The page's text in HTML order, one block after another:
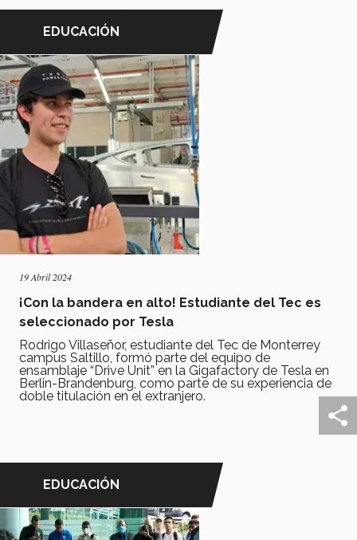
EDUCACIÓN
19 Abril 2024
¡Con la bandera en alto! Estudiante del Tec es
seleccionado por Tesla
Rodrigo Villaseñor, estudiante del Tec de Monterrey
campus Saltillo, formó parte del equipo de
ensamblaje “Drive Unit” en la Gigafactory de Tesla en
Berlin-Brandenburg, como parte de su experiencia de
doble titulación en el extranjero.
EDUCACIÓN